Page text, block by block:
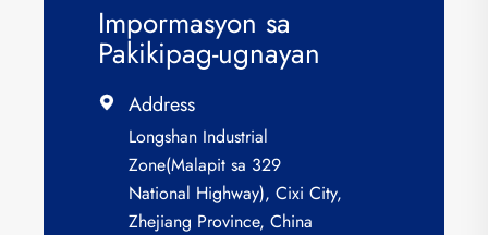
Impormasyon sa
Pakikipag-ugnayan
 Address
Longshan Industrial
Zone(Malapit sa 329
National Highway), Cixi City,
Zhejiang Province, China